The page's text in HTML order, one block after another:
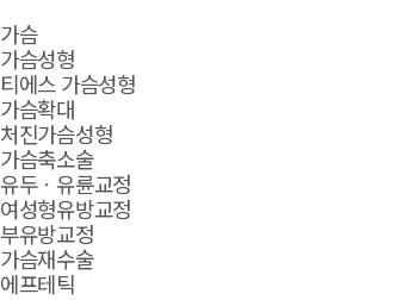
가슴
가슴성형
티에스 가슴성형
가슴확대
처진가슴성형
가슴축소술
유두ㆍ유륜교정
여성형유방교정
부유방교정
가슴재수술
에프테틱